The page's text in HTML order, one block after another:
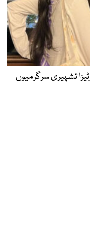
تشہیری سرگرمیوں